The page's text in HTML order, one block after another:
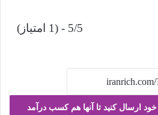
5/5 - (1 امتیاز)
ارسال کنید تا آنها هم کسب درآمد